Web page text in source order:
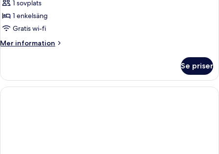
1 sovplats
1 enkelsäng
Gratis wi-fi
Mer information
Mer
Se priser